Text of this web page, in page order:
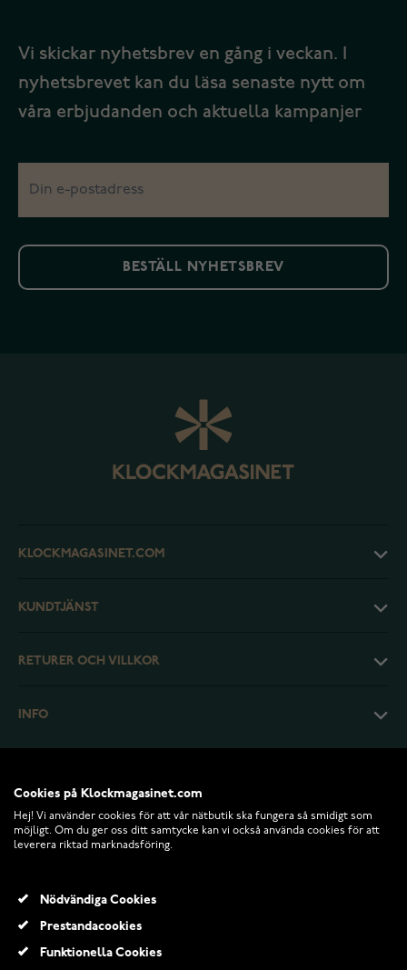
Vi skickar nyhetsbrev en gång i veckan. I
nyhetsbrevet kan du läsa senaste nytt om
våra erbjudanden och aktuella kampanjer
BESTÄLL NYHETSBREV
KLOCKMAGASINET.COM
KUNDTJÄNST
RETURER OCH VILLKOR
INFO
Cookies på Klockmagasinet.com
Hej! Vi använder cookies för att vår nätbutik ska fungera så smidigt som
möjligt. Om du ger oss ditt samtycke kan vi också använda cookies för att
leverera riktad marknadsföring.
Nödvändiga Cookies
Prestandacookies
Funktionella Cookies